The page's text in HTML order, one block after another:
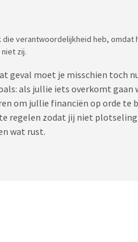
verantwoordelijkheid heb, omdat
zij.
geval moet je misschien toch
als jullie iets overkomt gaan
om jullie financiën op orde te
regelen zodat jij niet
wat rust.